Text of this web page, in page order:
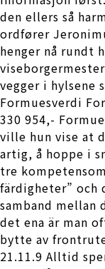
den ellers så
ordfører
henger nå rundt
vegger i
Formuesverdi
330 954,-
ville hun vise at
artig, å hoppe i
tre
färdigheter”
samband mellan
det ena är man
bytte av
21.11.9 Alltid